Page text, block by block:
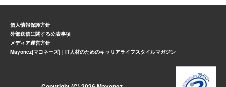
個人情報保護方針
外部送信に関する公表事項
メディア運営方針
Mayonez[マヨネーズ]｜IT人材のためのキャリアライフスタイルマガジン